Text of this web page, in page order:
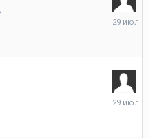
29
29